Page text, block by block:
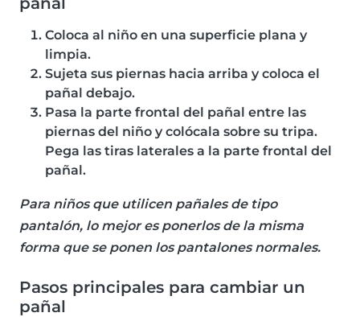
Coloca al niño en una superficie plana y
limpia.
Sujeta sus piernas hacia arriba y coloca el
pañal debajo.
Pasa la parte frontal del pañal entre las
piernas del niño y colócala sobre su tripa.
Pega las tiras laterales a la parte frontal del
pañal.
Para niños que utilicen pañales de tipo
pantalón, lo mejor es ponerlos de la misma
forma que se ponen los pantalones normales.
Pasos principales para cambiar un
pañal